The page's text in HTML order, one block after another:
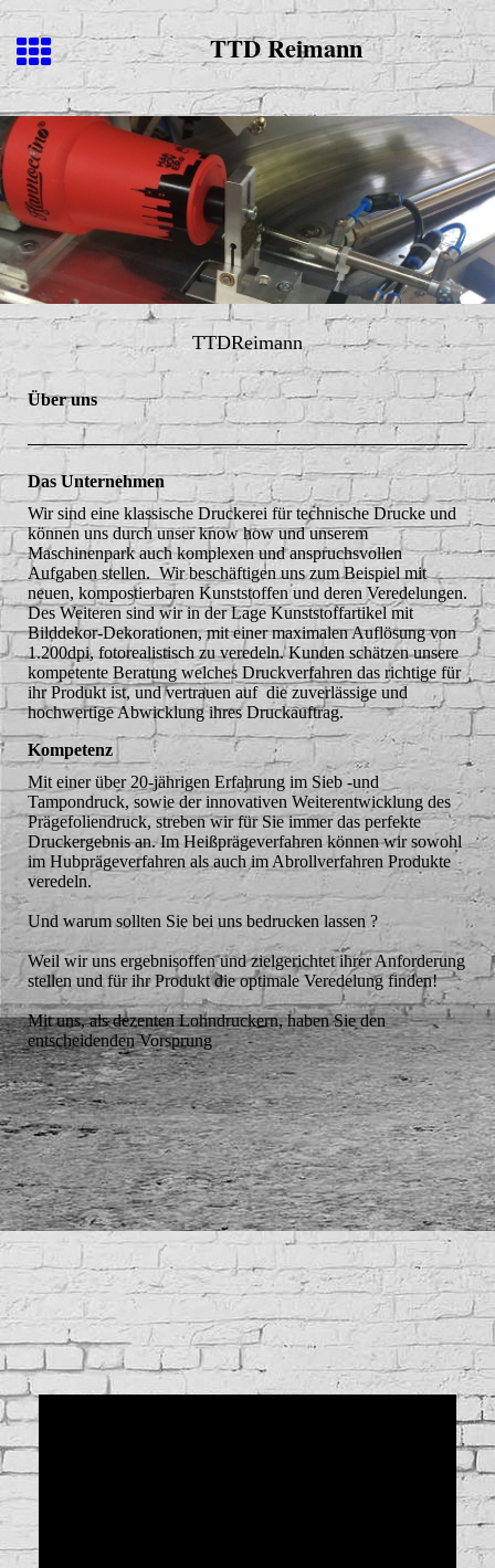
TTD Reimann
TTDReimann
Über uns
Das Unternehmen
Wir sind eine klassische Druckerei für technische Drucke und
können uns durch unser know how und unserem
Maschinenpark auch komplexen und anspruchsvollen
Aufgaben stellen. Wir beschäftigen uns zum Beispiel mit
neuen, kompostierbaren Kunststoffen und deren Veredelungen.
Des Weiteren sind wir in der Lage Kunststoffartikel mit
Bilddekor-Dekorationen, mit einer maximalen Auflösung von
1.200dpi, fotorealistisch zu veredeln. Kunden schätzen unsere
kompetente Beratung welches Druckverfahren das richtige für
ihr Produkt ist, und vertrauen auf die zuverlässige und
hochwertige Abwicklung ihres Druckauftrag.
Kompetenz
Mit einer über 20-jährigen Erfahrung im Sieb -und
Tampondruck, sowie der innovativen Weiterentwicklung des
Prägefoliendruck, streben wir für Sie immer das perfekte
Druckergebnis an. Im Heißprägeverfahren können wir sowohl
im Hubprägeverfahren als auch im Abrollverfahren Produkte
veredeln.
Und warum sollten Sie bei uns bedrucken lassen ?
Weil wir uns ergebnisoffen und zielgerichtet ihrer Anforderung
stellen und für ihr Produkt die optimale Veredelung finden!
Mit uns, als dezenten Lohndruckern, haben Sie den
entscheidenden Vorsprung